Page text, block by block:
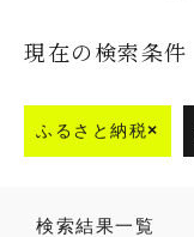
現在の検索条件
ふるさと納税×
検索結果一覧